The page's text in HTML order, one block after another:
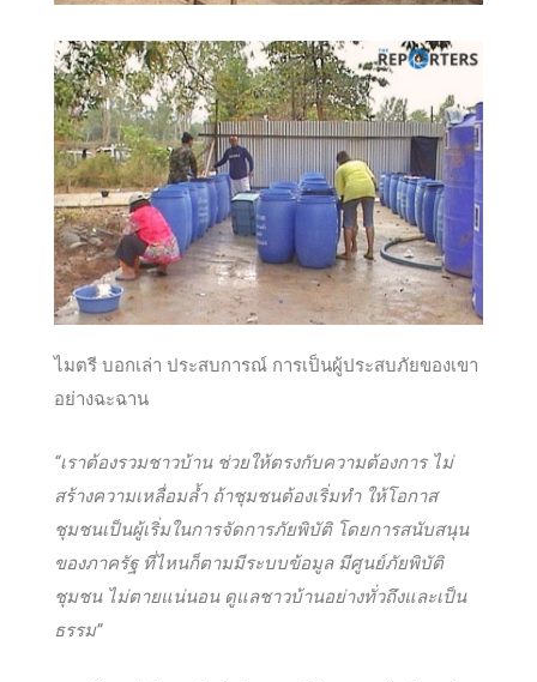
ไมตรี บอกเล่า ประสบการณ์ การเป็นผู้ประสบภัยของเขา
อย่างฉะฉาน
“เราต้องรวมชาวบ้าน ช่วยให้ตรงกับความต้องการ ไม่
สร้างความเหลื่อมล้ำ ถ้าชุมชนต้องเริ่มทำ ให้โอกาส
ชุมชนเป็นผู้เริ่มในการจัดการภัยพิบัติ โดยการสนับสนุน
ของภาครัฐ ที่ไหนก็ตามมีระบบข้อมูล มีศูนย์ภัยพิบัติ
ชุมชน ไม่ตายแน่นอน ดูแลชาวบ้านอย่างทั่วถึงและเป็น
ธรรม”